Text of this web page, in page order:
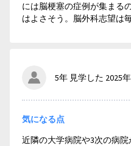
には脳梗塞の症例が集まる
はよさそう。脳外科志望は
5年 見学した 2025
気になる点
近隣の大学病院や3次の病